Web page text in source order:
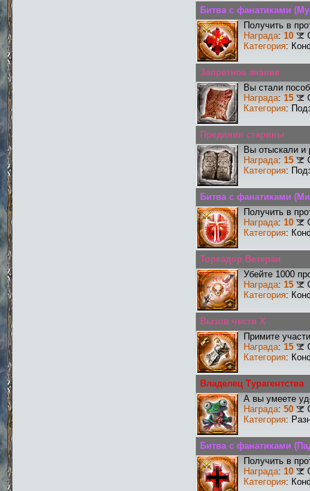
Битва с фанатиками
Получить в
Награда: 10
Категория:
Запретное знание
Вы стали
Награда: 15
Категория:
Предания старины
Вы отыскали
Награда: 15
Категория:
Битва с фанатиками
Получить в
Награда: 10
Категория:
Тореадор Ветеран
Убейте 1000
Награда: 15
Категория:
Вызов чести X
Примите
Награда: 15
Категория:
Владелец Турагентства
А вы умеете
Награда: 50
Категория:
Битва с фанатиками
Получить в
Награда: 10
Категория: